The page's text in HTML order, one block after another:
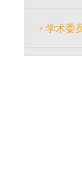
学术委